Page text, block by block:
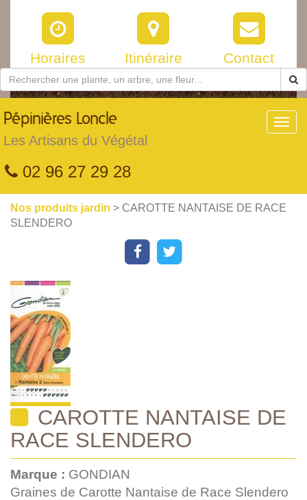
Horaires Itinéraire Contact
Pépinières Loncle
Les Artisans du Végétal
02 96 27 29 28
Nos produits jardin > CAROTTE NANTAISE DE RACE
SLENDERO
CAROTTE NANTAISE DE
RACE SLENDERO
Marque : GONDIAN
Graines de Carotte Nantaise de Race Slendero